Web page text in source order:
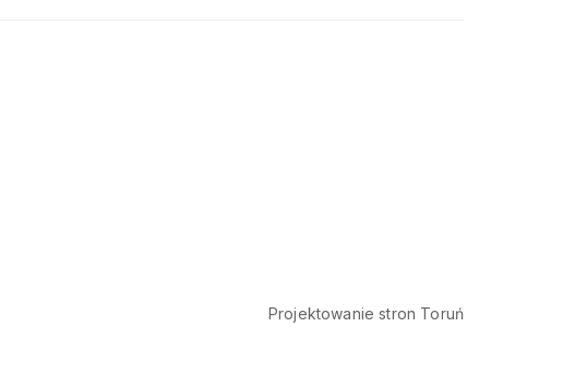
Projektowanie stron Toruń